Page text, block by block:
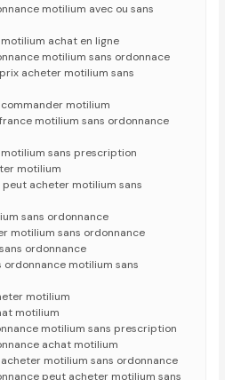
motilium avec ou sans
achat en ligne
motilium sans ordonnace
acheter motilium sans
motilium
motilium sans ordonnance
sans prescription
motilium
acheter motilium sans
sans ordonnance
motilium sans ordonnance
ordonnance
motilium sans
motilium
motilium
motilium sans prescription
achat motilium
motilium sans ordonnance
peut acheter motilium sans